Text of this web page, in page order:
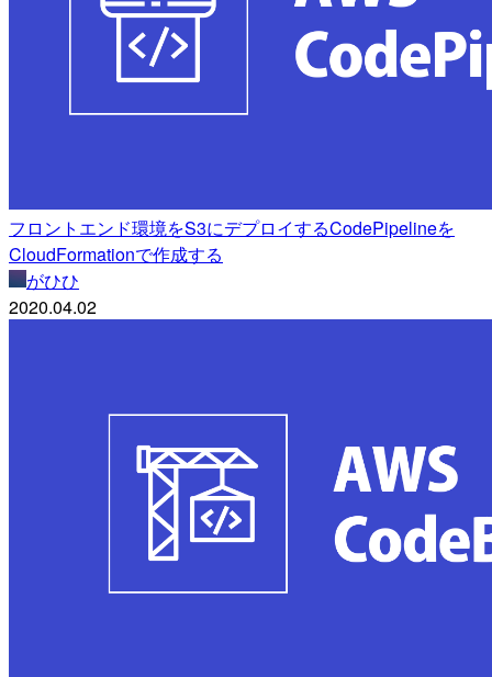
フロントエンド環境をS3にデプロイするCodePipelineを
CloudFormationで作成する
がひひ
2020.04.02